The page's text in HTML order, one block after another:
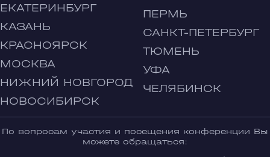
ЕКАТЕРИНБУРГ
КАЗАНЬ
КРАСНОЯРСК
МОСКВА
НИЖНИЙ НОВГОРОД
НОВОСИБИРСК
ПЕРМЬ
САНКТ-ПЕТЕРБУРГ
ТЮМЕНЬ
УФА
ЧЕЛЯБИНСК
По вопросам участия и посещения конференции Вы
можете обращаться: